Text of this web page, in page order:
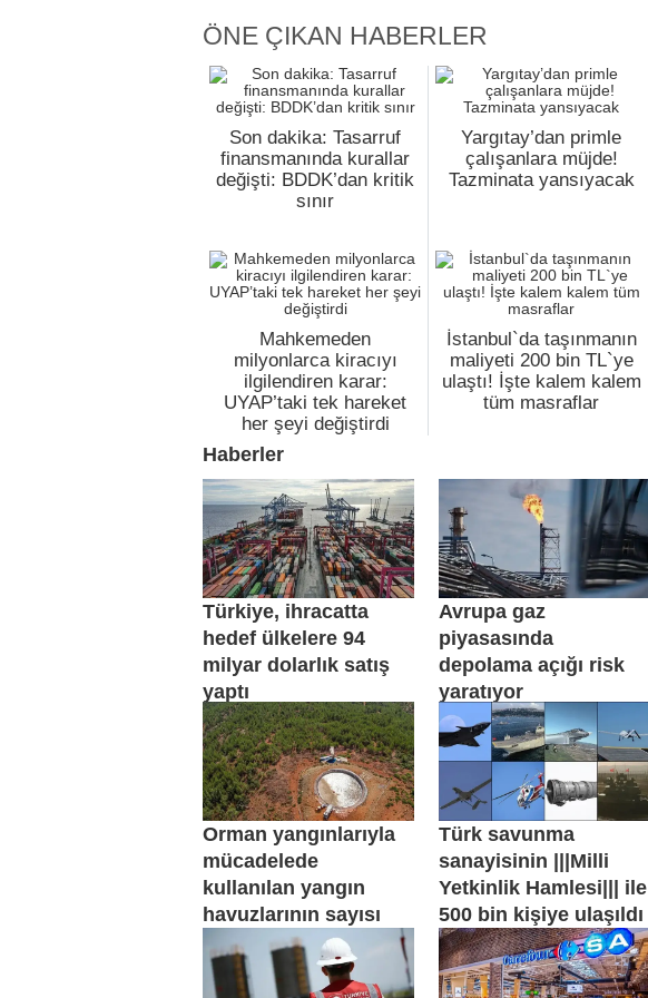
ÖNE ÇIKAN HABERLER
Son dakika: Tasarruf
finansmanında kurallar
değişti: BDDK’dan kritik
sınır
Yargıtay’dan primle
çalışanlara müjde!
Tazminata yansıyacak
Mahkemeden
milyonlarca kiracıyı
ilgilendiren karar:
UYAP’taki tek hareket
her şeyi değiştirdi
İstanbul`da taşınmanın
maliyeti 200 bin TL`ye
ulaştı! İşte kalem kalem
tüm masraflar
Haberler
Türkiye, ihracatta
hedef ülkelere 94
milyar dolarlık satış
yaptı
Avrupa gaz
piyasasında
depolama açığı risk
yaratıyor
Orman yangınlarıyla
mücadelede
kullanılan yangın
havuzlarının sayısı
artırılıyor
Türk savunma
sanayisinin |||Milli
Yetkinlik Hamlesi||| ile
500 bin kişiye ulaşıldı